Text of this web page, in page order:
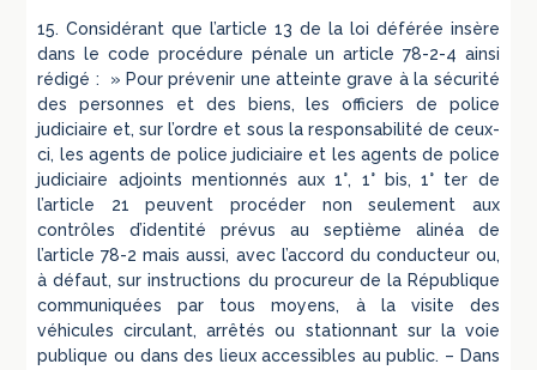
15. Considérant que l’article 13 de la loi déférée insère
dans le code procédure pénale un article 78-2-4 ainsi
rédigé : » Pour prévenir une atteinte grave à la sécurité
des personnes et des biens, les officiers de police
judiciaire et, sur l’ordre et sous la responsabilité de ceux-
ci, les agents de police judiciaire et les agents de police
judiciaire adjoints mentionnés aux 1°, 1° bis, 1° ter de
l’article 21 peuvent procéder non seulement aux
contrôles d’identité prévus au septième alinéa de
l’article 78-2 mais aussi, avec l’accord du conducteur ou,
à défaut, sur instructions du procureur de la République
communiquées par tous moyens, à la visite des
véhicules circulant, arrêtés ou stationnant sur la voie
publique ou dans des lieux accessibles au public. – Dans